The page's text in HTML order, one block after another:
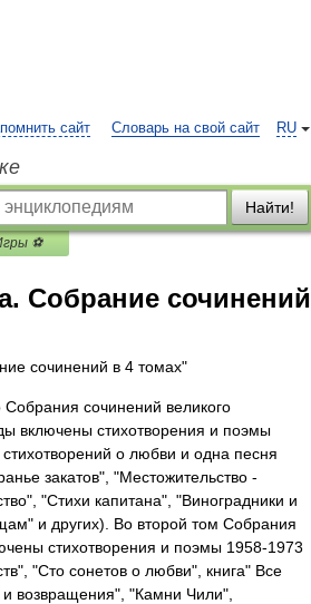
RU
сайт Словарь на свой сайт
Найти!
⚽
Собрание сочинений
сочинений в 4 томах"
сочинений великого
включены стихотворения и поэмы
стихотворений о любви и одна песня
закатов", "Местожительство -
"Стихи капитана", "Виноградники и
и других). Во второй том Собрания
стихотворения и поэмы 1958-1973
"Сто сонетов о любви", книга" Все
возвращения", "Камни Чили",